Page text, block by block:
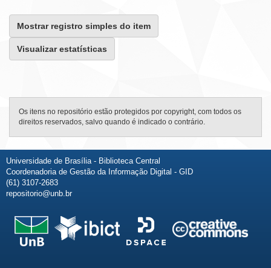
Mostrar registro simples do item
Visualizar estatísticas
Os itens no repositório estão protegidos por copyright, com todos os
direitos reservados, salvo quando é indicado o contrário.
Universidade de Brasília - Biblioteca Central
Coordenadoria de Gestão da Informação Digital - GID
(61) 3107-2683
repositorio@unb.br